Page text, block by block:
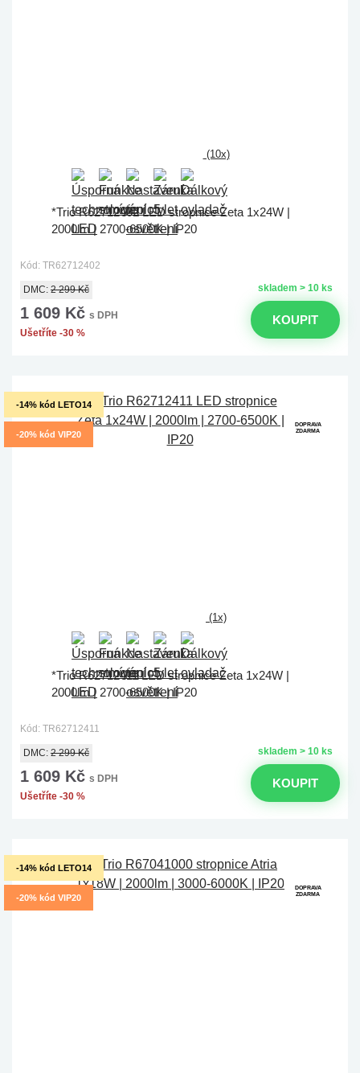
(10x)
*Trio R62712402 LED stropnice Zeta 1x24W |
2000lm | 2700-6500K | IP20
Kód: TR62712402
skladem > 10 ks
DMC: 2 299 Kč
1 609 Kč s DPH
Ušetříte -30 %
KOUPIT
-14% kód LETO14
-20% kód VIP20
DOPRAVA
ZDARMA
(1x)
*Trio R62712411 LED stropnice Zeta 1x24W |
2000lm | 2700-6500K | IP20
Kód: TR62712411
skladem > 10 ks
DMC: 2 299 Kč
1 609 Kč s DPH
Ušetříte -30 %
KOUPIT
-14% kód LETO14
-20% kód VIP20
DOPRAVA
ZDARMA